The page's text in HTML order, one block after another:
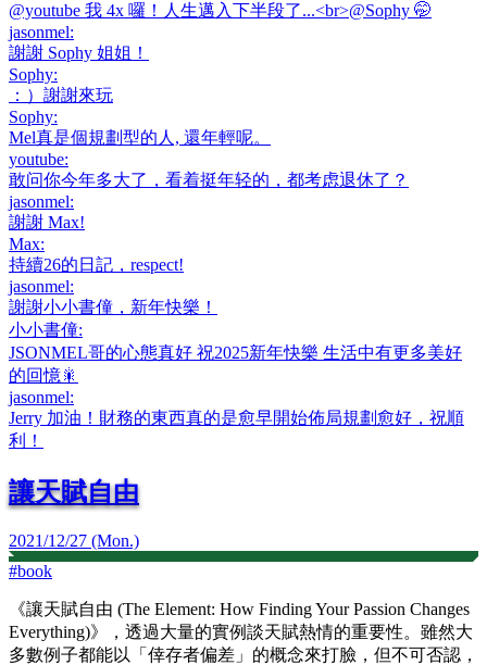
@youtube 我 4x 囉！人生邁入下半段了...<br>@Sophy 🤭
jasonmel:
謝謝 Sophy 姐姐！
Sophy:
：）謝謝來玩
Sophy:
Mel真是個規劃型的人, 還年輕呢。
youtube:
敢问你今年多大了，看着挺年轻的，都考虑退休了？
jasonmel:
謝謝 Max!
Max:
持續26的日記，respect!
jasonmel:
謝謝小小書僮，新年快樂！
小小書僮:
JSONMEL哥的心態真好 祝2025新年快樂 生活中有更多美好
的回憶🎇
jasonmel:
Jerry 加油！財務的東西真的是愈早開始佈局規劃愈好，祝順
利！
讓天賦自由
2021/12/27 (Mon.)
#book
《讓天賦自由 (The Element: How Finding Your Passion Changes
Everything)》，透過大量的實例談天賦熱情的重要性。雖然大
多數例子都能以「倖存者偏差」的概念來打臉，但不可否認，